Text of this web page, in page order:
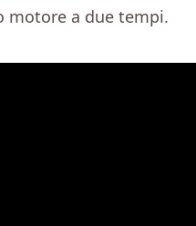
motore a due tempi.